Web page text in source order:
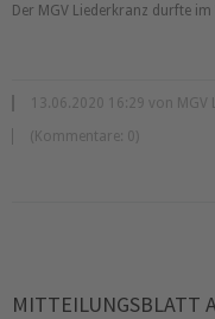
Der MGV Liederkranz durfte
13.06.2020 16:29 von
(Kommentare: 0)
MITTEILUNGSBLATT